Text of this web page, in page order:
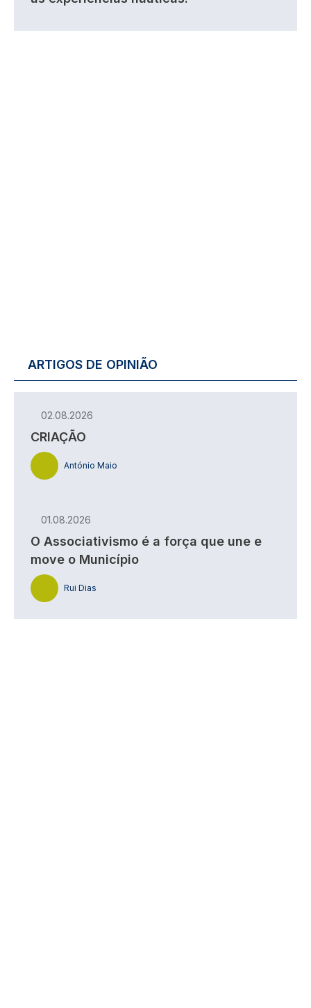
ARTIGOS DE OPINIÃO
02.08.2026
CRIAÇÃO
António Maio
01.08.2026
O Associativismo é a força que une e
move o Município
Rui Dias